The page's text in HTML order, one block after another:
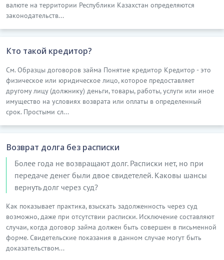
валюте на территории Республики Казахстан определяются
законодательств...
Кто такой кредитор?
См. Образцы договоров займа Понятие кредитор Кредитор - это
физическое или юридическое лицо, которое предоставляет
другому лицу (должнику) деньги, товары, работы, услуги или иное
имущество на условиях возврата или оплаты в определенный
срок. Простыми сл...
Возврат долга без расписки
Более года не возвращают долг. Расписки нет, но при
передаче денег были двое свидетелей. Каковы шансы
вернуть долг через суд?
Как показывает практика, взыскать задолженность через суд
возможно, даже при отсутствии расписки. Исключение составляют
случаи, когда договор займа должен быть совершен в письменной
форме. Свидетельские показания в данном случае могут быть
доказательством...